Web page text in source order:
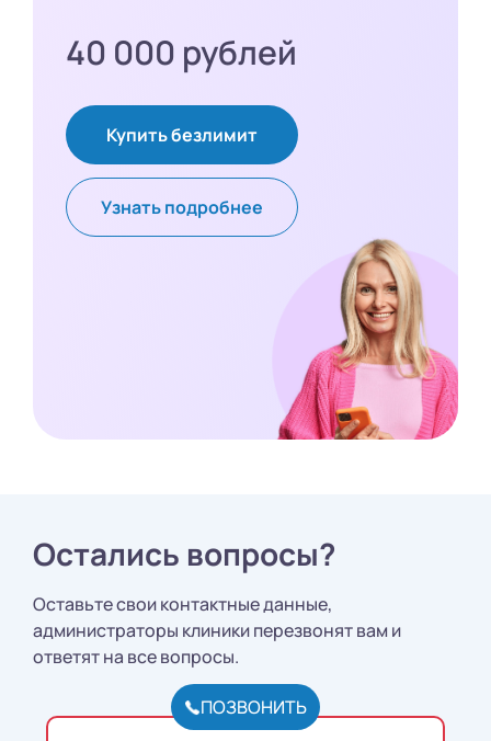
40 000 рублей
Купить безлимит
Узнать подробнее
Остались вопросы?
Оставьте свои контактные данные,
администраторы клиники перезвонят вам и
ответят на все вопросы.
ПОЗВОНИТЬ